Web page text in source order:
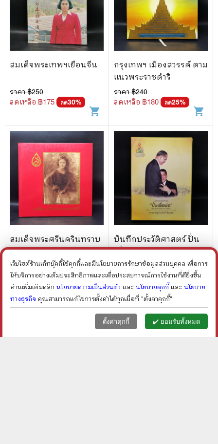
สมเด็จพระเทพฯเยือนจีน
ราคา ฿250
ลดเหลือ ฿175 ลด30%
shopping_cart
กรุงเทพฯ เมืองสวรรค์ ตาม
แนวพระราชดำริ
ราคา ฿240
ลดเหลือ ฿180 ลด25%
shopping_cart
สมเด็จพระศรีนครินทราบ
รมราชชนนี (ปกแข็ง)
ราคา ฿200
ลดเหลือ ฿150 ลด25%
shopping_cart
บันทึกประวัติศาสตร์ ปั่น
เพื่อพ่อ เฉลิมพระเกียติ 88
พรรษา Boxset
ราคา ฿600
ลดเหลือ ฿360 ลด40%
shopping_cart
ตะกร้า (0 faceเมนูลูกค้า
เว็บไซต์ร้านเก็ทบุ๊คกี้ใช้คุกกี้และมีนโยบายการรักษาข้อมูลส่วนบุคคล เพื่อการ
ให้บริการอย่างเต็มประสิทธิภาพและเพื่อประสบการณ์การใช้งานที่ดียิ่งขึ้น
อ่านเพิ่มเติมคลิก นโยบายความเป็นส่วนตัว และ นโยบายคุกกี้ และ นโยบาย
ทางธุรกิจ คุณสามารถแก้ไขการตั้งค่าได้ทุกเมื่อที่ "ตั้งค่าคุกกี้"
ตั้งค่าคุกกี้ ✔️ ยอมรับทั้งหมด